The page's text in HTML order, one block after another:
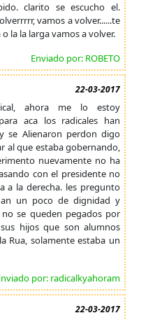
clarito se escucho el.
vamos a volver......te
la la larga vamos a volver.
Enviado por: ROBETO
22-03-2017
ahora me lo estoy
aca los radicales han
se Alienaron perdon digo
al que estaba gobernando,
nuevamente no ha
con el presidente no
a la derecha. les pregunto
un poco de dignidad y
se queden pegados por
hijos que son alumnos
Rua, solamente estaba un
por: radicalkyahoram
22-03-2017